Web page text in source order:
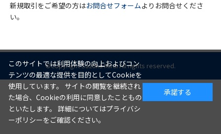
新規取引をご希望の方はお問合せフォームよりお問合せくださ
い。
©Copyright Suzuka Mirai All rights reserved.
このサイトでは利用体験の向上およびコン
テンツの最適な提供を目的としてCookieを
使用しています。 サイトの閲覧を継続され
た場合、Cookieの利用に同意したこともの
といたします。 詳細についてはプライバシ
ーポリシーをご確認ください。
承諾する